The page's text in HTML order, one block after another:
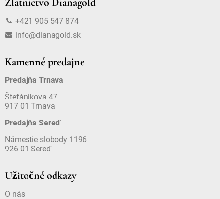
+421 905 547 874
info@dianagold.sk
Kamenné predajne
Predajňa Trnava
Štefánikova 47
917 01 Trnava
Predajňa Sereď
Námestie slobody 1196
926 01 Sereď
Užitočné odkazy
O nás